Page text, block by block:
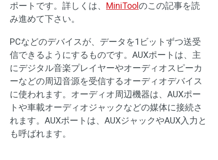
ポートです。詳しくは、 MiniToolのこの記事を読
み進めて下さい。
PCなどのデバイスが、データを1ビットずつ送受
信できるようにするものです。AUXポートは、主
にデジタル音楽プレイヤーやオーディオスピーカ
ーなどの周辺音源を受信するオーディオデバイス
に使われます。オーディオ周辺機器は、AUXポー
トや車載オーディオジャックなどの媒体に接続さ
れます。AUXポートは、AUXジャックやAUX入力と
も呼ばれます。